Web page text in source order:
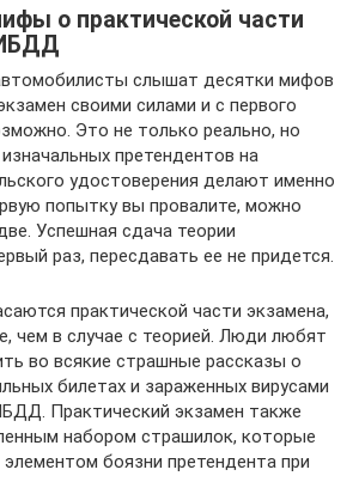
о практической части
слышат десятки мифов
своими силами и с первого
Это не только реально, но
претендентов на
удостоверения делают именно
попытку вы провалите, можно
Успешная сдача теории
раз, пересдавать ее не придется.
практической части экзамена,
чем в случае с теорией. Люди любят
во всякие страшные рассказы о
билетах и зараженных вирусами
Практический экзамен также
набором страшилок, которые
боязни претендента при